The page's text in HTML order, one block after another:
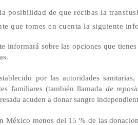
posibilidad de que recibas la
que tomes en cuenta la siguiente
informará sobre las opciones que
por las autoridades
familiares (también llamada de
acuden a donar sangre
México menos del 15 % de las